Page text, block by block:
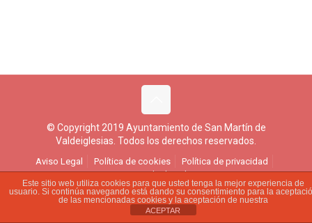
© Copyright 2019 Ayuntamiento de San Martín de
Valdeiglesias. Todos los derechos reservados.
Aviso Legal Política de cookies
Política de privacidad
Ejercicio de derechos
Este sitio web utiliza cookies para que usted tenga la mejor experiencia de
usuario. Si continúa navegando está dando su consentimiento para la
de las mencionadas cookies y la aceptación de nuestra
ACEPTAR